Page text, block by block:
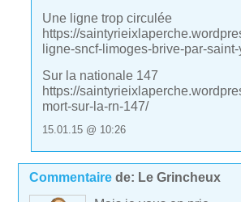
Une ligne trop circulée
https://
ligne-sncf-limoges-brive-par-
Sur la nationale 147
https://
mort-sur-la-rn-147/
15.01.15 @ 10:26
Commentaire de: Le Grincheux